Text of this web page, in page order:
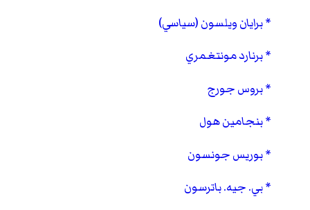
برايان ويلسون (سياسي)
برنارد مونتغمري
بروس جورج
بنجامين هول
بوريس جونسون
بي. جيه. باترسون